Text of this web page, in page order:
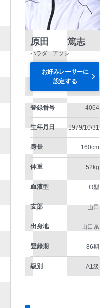
原田 篤志
ハラダ アツシ
お好みレーサーに
設定する
登録番号 4064
生年月日 1979/10/31
身長 160cm
体重 52kg
血液型 O型
支部 山口
出身地 山口県
登録期 86期
級別 A1級